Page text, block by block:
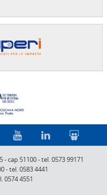
-cap 51100-tel. 0573 99171
-tel. 0583 4441
0574 4551